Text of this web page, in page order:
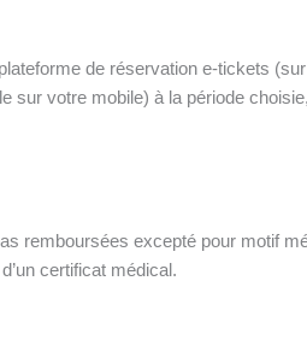
de réservation e-tickets
sur votre mobile) à la période
remboursées excepté pour motif
certificat médical.